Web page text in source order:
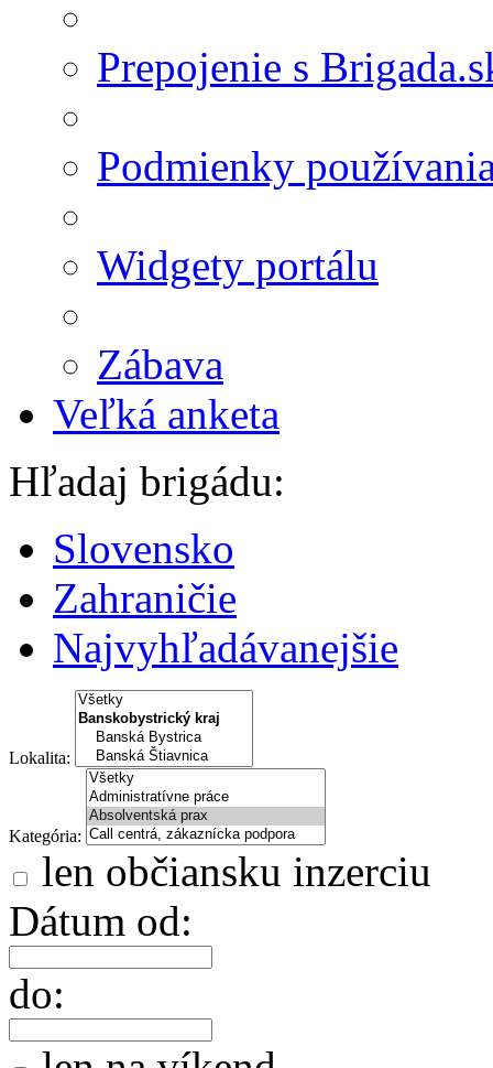
Prepojenie s
Podmienky
Widgety portálu
Zábava
Veľká anketa
Hľadaj brigádu:
Slovensko
Zahraničie
Najvyhľadávanejšie
Lokalita:
Kategória:
len občiansku inzerciu
Dátum od:
do: